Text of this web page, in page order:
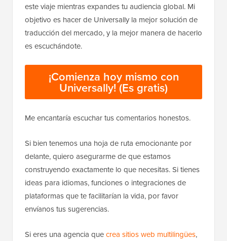
este viaje mientras expandes tu audiencia global. Mi
objetivo es hacer de Universally la mejor solución de
traducción del mercado, y la mejor manera de hacerlo
es escuchándote.
¡Comienza hoy mismo con
Universally! (Es gratis)
Me encantaría escuchar tus comentarios honestos.
Si bien tenemos una hoja de ruta emocionante por
delante, quiero asegurarme de que estamos
construyendo exactamente lo que necesitas. Si tienes
ideas para idiomas, funciones o integraciones de
plataformas que te facilitarían la vida, por favor
envíanos tus sugerencias.
Si eres una agencia quecrea sitios web multilingües,